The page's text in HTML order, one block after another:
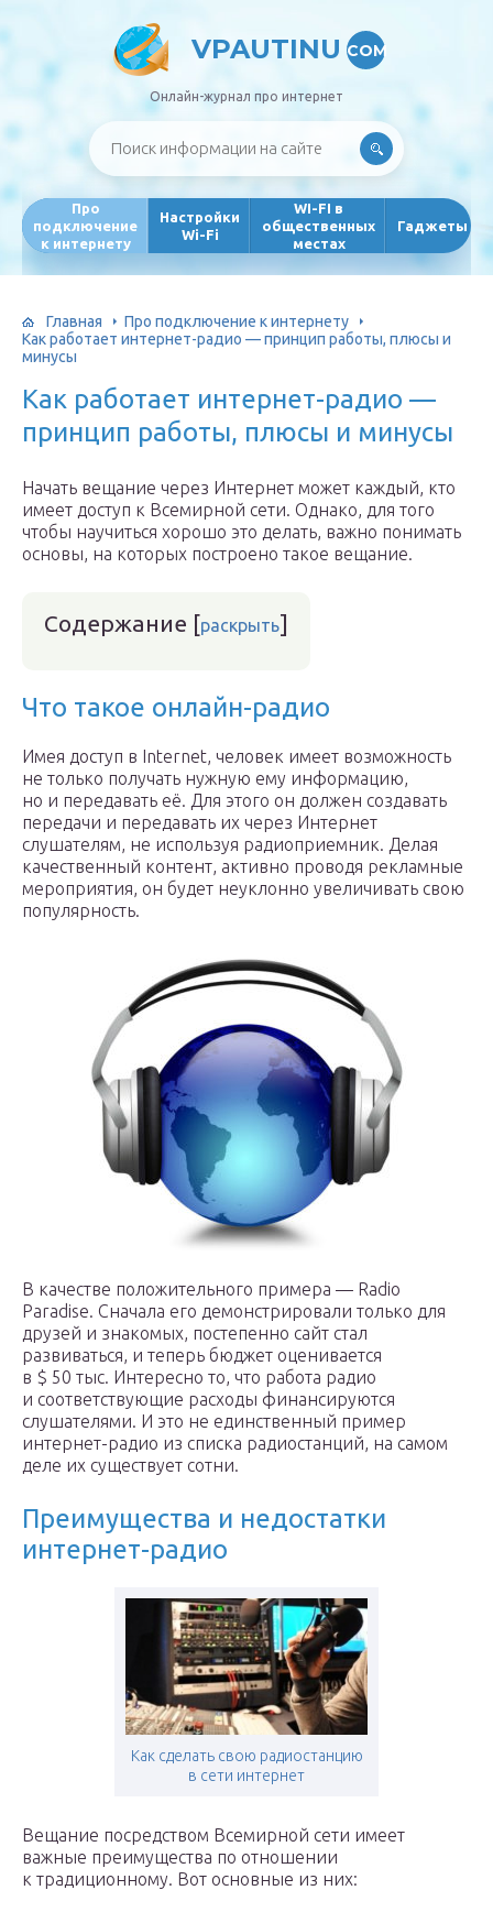
VPAUTINU COM
Онлайн-журнал про интернет
Про
подключение
к интернету
Настройки
Wi-Fi
WI-FI в
общественных
местах
Гаджеты
Главная
Про подключение к интернету
Как работает интернет-радио — принцип работы, плюсы и
минусы
Как работает интернет-радио —
принцип работы, плюсы и минусы
Начать вещание через Интернет может каждый, кто
имеет доступ к Всемирной сети. Однако, для того
чтобы научиться хорошо это делать, важно понимать
основы, на которых построено такое вещание.
Содержание [раскрыть]
Что такое онлайн-радио
Имея доступ в Internet, человек имеет возможность
не только получать нужную ему информацию,
но и передавать её. Для этого он должен создавать
передачи и передавать их через Интернет
слушателям, не используя радиоприемник. Делая
качественный контент, активно проводя рекламные
мероприятия, он будет неуклонно увеличивать свою
популярность.
В качестве положительного примера — Radio
Paradise. Сначала его демонстрировали только для
друзей и знакомых, постепенно сайт стал
развиваться, и теперь бюджет оценивается
в $ 50 тыс. Интересно то, что работа радио
и соответствующие расходы финансируются
слушателями. И это не единственный пример
интернет-радио из списка радиостанций, на самом
деле их существует сотни.
Преимущества и недостатки
интернет-радио
Как сделать свою радиостанцию
в сети интернет
Вещание посредством Всемирной сети имеет
важные преимущества по отношении
к традиционному. Вот основные из них: